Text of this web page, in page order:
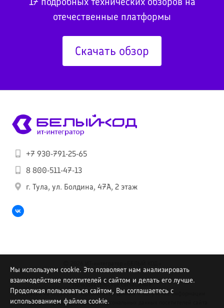
отечественные платформы
Скачать обзор
+7 930-791-25-65
8 800-511-47-13
г. Тула, ул. Болдина, 47А, 2 этаж
Пользовательское соглашение
Согласие на обработку персональных данных и получение информации
Политика конфиденциальности персональных данных посетителей сайта
Мы используем cookie. Это позволяет нам анализировать
взаимодействие посетителей с сайтом и делать его лучше.
Продолжая пользоваться сайтом, Вы соглашаетесь с
использованием файлов cookie.